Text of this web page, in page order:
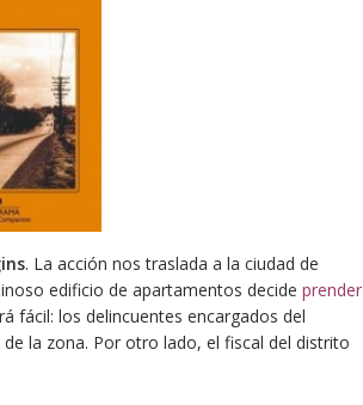
. La acción nos traslada a la ciudad de
edificio de apartamentos decide prender
fácil: los delincuentes encargados del
la zona. Por otro lado, el fiscal del distrito